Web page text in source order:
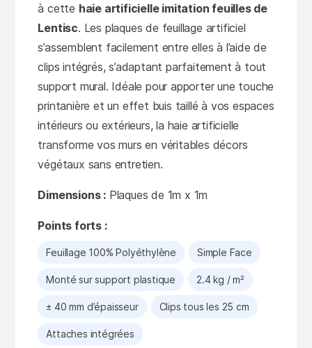
à cette haie artificielle imitation feuilles de
Lentisc. Les plaques de feuillage artificiel
s’assemblent facilement entre elles à l’aide de
clips intégrés, s’adaptant parfaitement à tout
support mural. Idéale pour apporter une touche
printanière et un effet buis taillé à vos espaces
intérieurs ou extérieurs, la haie artificielle
transforme vos murs en véritables décors
végétaux sans entretien.
Dimensions : Plaques de 1m x 1m
Points forts :
Feuillage 100% Polyéthylène Simple Face
Monté sur support plastique 2.4 kg / m²
± 40 mm d’épaisseur Clips tous les 25 cm
Attaches intégrées